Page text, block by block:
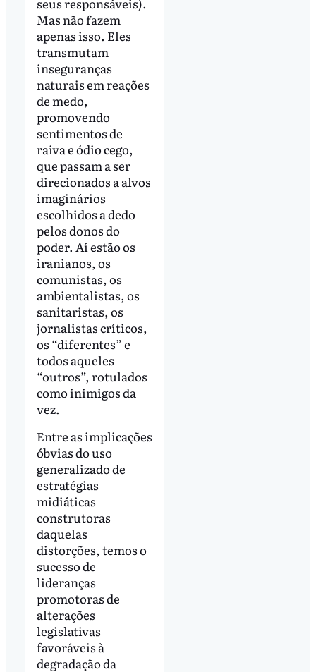
Mas não fazem
apenas isso. Eles
transmutam
inseguranças
naturais em reações
de medo,
promovendo
sentimentos de
raiva e ódio cego,
que passam a ser
direcionados a alvos
imaginários
escolhidos a dedo
pelos donos do
poder. Aí estão os
iranianos, os
comunistas, os
ambientalistas, os
sanitaristas, os
jornalistas críticos,
os “diferentes” e
todos aqueles
“outros”, rotulados
como inimigos da
vez.
Entre as implicações
óbvias do uso
generalizado de
estratégias
midiáticas
construtoras
daquelas
distorções, temos o
sucesso de
lideranças
promotoras de
alterações
legislativas
favoráveis à
degradação da